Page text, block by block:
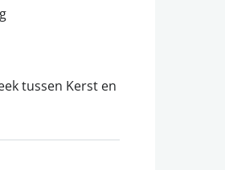
tussen Kerst en